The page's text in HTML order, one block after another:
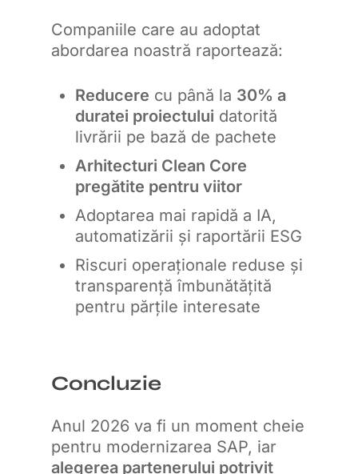
Companiile care au adoptat
abordarea noastră raportează:
Reducere cu până la 30% a
duratei proiectului datorită
livrării pe bază de pachete
Arhitecturi Clean Core
pregătite pentru viitor
Adoptarea mai rapidă a IA,
automatizării și raportării ESG
Riscuri operaționale reduse și
transparență îmbunătățită
pentru părțile interesate
Concluzie
Anul 2026 va fi un moment cheie
pentru modernizarea SAP, iar
alegerea partenerului potrivit